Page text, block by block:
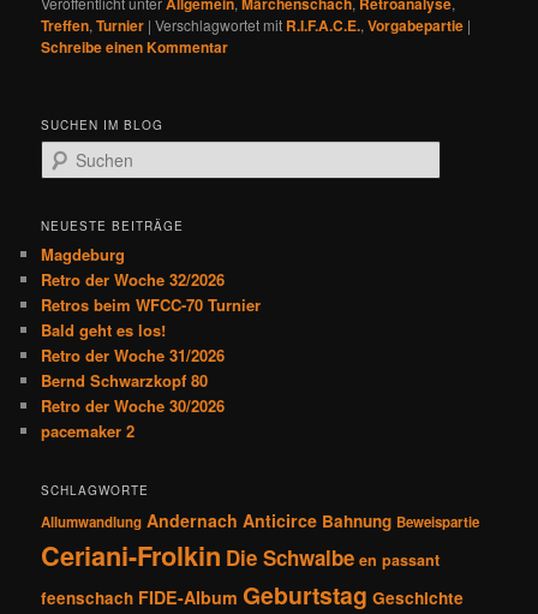
Treffen,Turnier |Verschlagwortet mit R.I.F.A.C.E.,Vorgabepartie |
Schreibe einen Kommentar
SUCHEN IM BLOG
u
h
n
NEUESTE BEITRÄGE
Magdeburg
Retro der Woche 32/2026
Retros beim WFCC-70 Turnier
Bald geht es los!
Retro der Woche 31/2026
Bernd Schwarzkopf 80
Retro der Woche 30/2026
pacemaker 2
SCHLAGWORTE
Allumwandlung Andernach Anticirce Bahnung Beweispartie
Ceriani-Frolkin Die Schwalbe en passant
feenschach FIDE-Album Geburtstag Geschichte